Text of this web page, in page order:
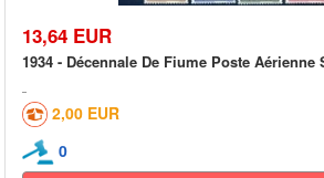
13,64 EUR
1934 - Décennale De Fiume Poste Aérienne
2,00 EUR
0